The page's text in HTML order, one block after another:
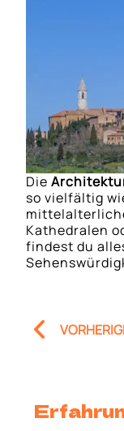
Die
so vielfältig
Kathedralen
findest du
Prev